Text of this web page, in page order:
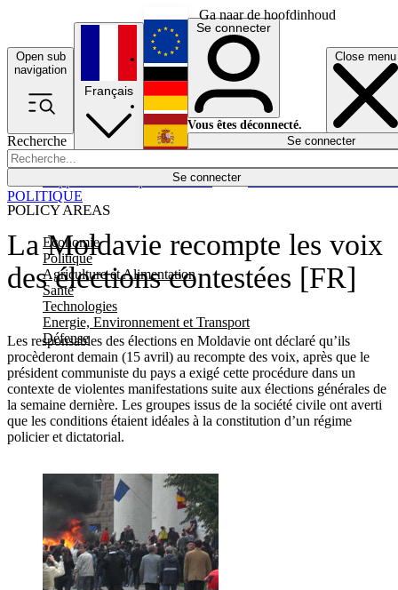
Ga naar de hoofdinhoud
Open sub
navigation
Close menu
Recherche
Se connecter
POLICY AREAS
Economie
Politique
Agriculture et Alimentation
Santé
Technologies
Energie, Environnement et Transport
Défense
Économie
Français
English
Deutsch
Español
Se connecter
Vous êtes déconnecté.
Se connecter
La Moldavie recompte les voix
des élections contestées [FR]
Les responsables des élections en Moldavie ont déclaré qu’ils
procèderont demain (15 avril) au recompte des voix, après que le
président communiste du pays a exigé cette procédure dans un
contexte de violentes manifestations suite aux élections générales de
la semaine dernière. Les groupes issus de la société civile ont averti
que les conditions étaient idéales à la constitution d’un régime
policier et dictatorial.
POLITIQUE